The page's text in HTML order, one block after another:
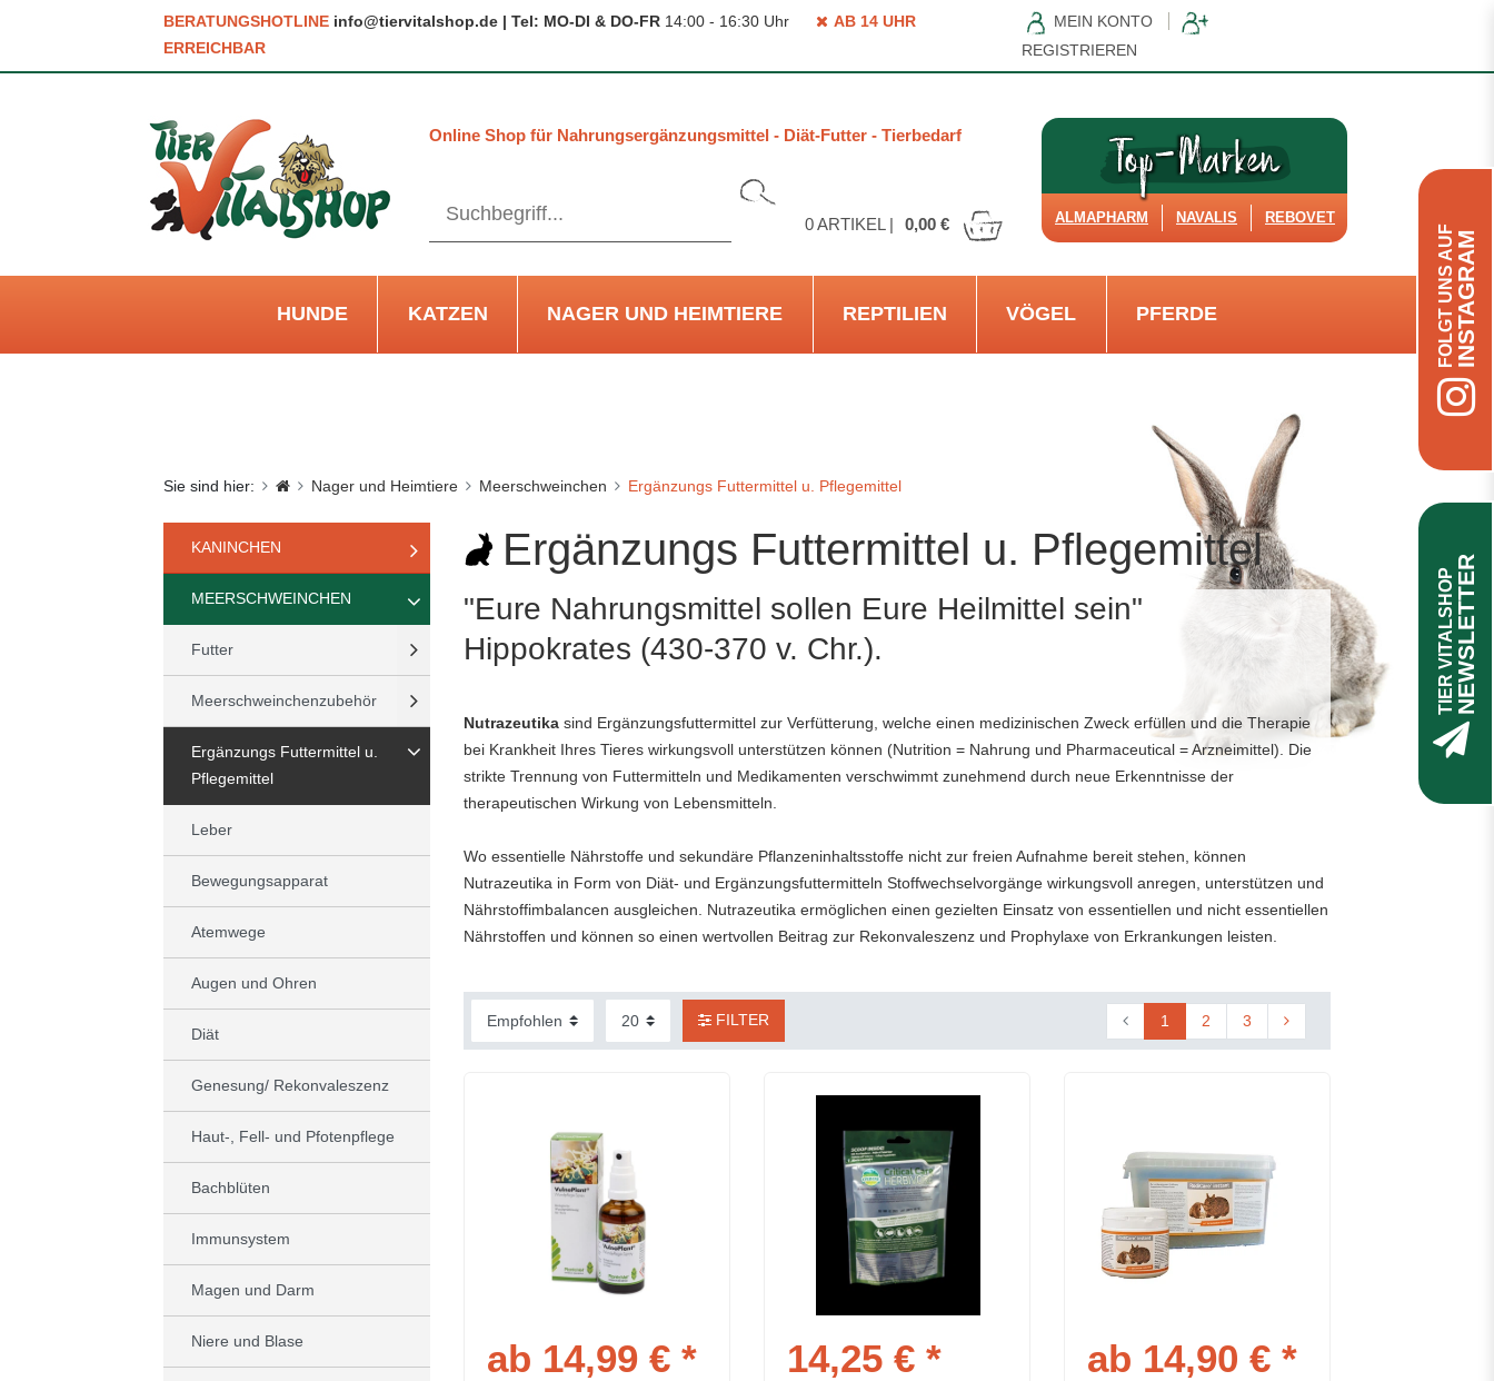
BERATUNGSHOTLINE info@tiervitalshop.de | Tel: MO-DI & DO-FR 14:00 - 16:30 Uhr
AB 14 UHR
ERREICHBAR
MEIN KONTO
REGISTRIEREN
Online Shop für Nahrungsergänzungsmittel - Diät-Futter - Tierbedarf
0ARTIKEL | 0,00 € ALMAPHARM NAVALIS REBOVET
HUNDE KATZEN NAGER UND HEIMTIERE REPTILIEN VÖGEL PFERDE
Sie sind hier: Nager und Heimtiere Meerschweinchen Ergänzungs Futtermittel u. Pflegemittel
KANINCHEN
MEERSCHWEINCHEN
Futter
Meerschweinchenzubehör
Ergänzungs Futtermittel u.
Pflegemittel
Leber
Bewegungsapparat
Atemwege
Augen und Ohren
Diät
Genesung/ Rekonvaleszenz
Haut-, Fell- und Pfotenpflege
Bachblüten
Immunsystem
Magen und Darm
Niere und Blase
Ergänzungs Futtermittel u. Pflegemittel
"Eure Nahrungsmittel sollen Eure Heilmittel sein"
Hippokrates (430-370 v. Chr.).
Nutrazeutika sind Ergänzungsfuttermittel zur Verfütterung, welche einen medizinischen Zweck erfüllen und die Therapie
bei Krankheit Ihres Tieres wirkungsvoll unterstützen können (Nutrition = Nahrung und Pharmaceutical = Arzneimittel). Die
strikte Trennung von Futtermitteln und Medikamenten verschwimmt zunehmend durch neue Erkenntnisse der
therapeutischen Wirkung von Lebensmitteln.
Wo essentielle Nährstoffe und sekundäre Pflanzeninhaltsstoffe nicht zur freien Aufnahme bereit stehen, können
Nutrazeutika in Form von Diät- und Ergänzungsfuttermitteln Stoffwechselvorgänge wirkungsvoll anregen, unterstützen und
Nährstoffimbalancen ausgleichen. Nutrazeutika ermöglichen einen gezielten Einsatz von essentiellen und nicht essentiellen
Nährstoffen und können so einen wertvollen Beitrag zur Rekonvaleszenz und Prophylaxe von Erkrankungen leisten.
FILTER 1 2 3
ab 14,99 € * 14,25 € * ab 14,90 € *
FOLGT UNS AUFINSTAGRAM
TIER VITALSHOPNEWSLETTER